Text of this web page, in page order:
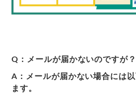
Q：メールが届かないのですが？
A：メールが届かない場合には
ます。